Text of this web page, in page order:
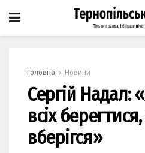
Головна Новини
Сергій Надал:
всіх
вберігся»